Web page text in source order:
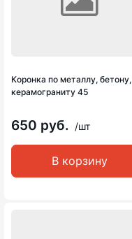
Коронка по металлу, бетону,
керамограниту 45
650 руб. /шт
В корзину